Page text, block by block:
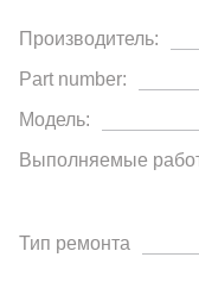
Производитель:
Part number:
Модель:
Выполняемые
Тип ремонта